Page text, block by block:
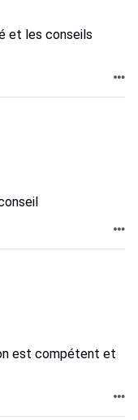
et les conseils
est compétent et